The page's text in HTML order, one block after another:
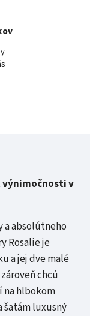
výnimočnosti v
a absolútneho
Rosalie je
a jej dve malé
chcú
na hlbokom
šatám luxusný